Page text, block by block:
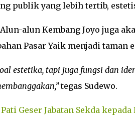
publik yang lebih tertib,
alun Kembang Joyo juga
Pasar Yaik menjadi taman
estetika, tapi juga fungsi dan
tegas Sudewo.
Geser Jabatan Sekda